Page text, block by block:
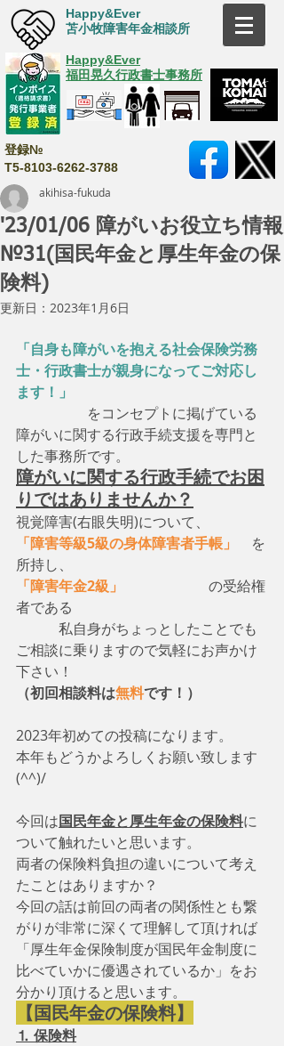
Happy&Ever
苫小牧障害年金相談所
Happy&Ever
福田晃久行政書士事務所
登録№
T5-8103-6262-3788
'23/01/06 障がいお役立ち情報
№31(国民年金と厚生年金の保
険料)
akihisa-fukuda
更新日： 2023年1月6日
「自身も障がいを抱える社会保険労務
士・行政書士が親身になってご対応し
ます！」
をコンセプトに掲げている
障がいに関する行政手続支援を専門と
した事務所です。
障がいに関する行政手続でお困
りではありませんか？
視覚障害(右眼失明)について、
「障害等級5級の身体障害者手帳」
を
所持し、
「障害年金2級」
の受給権
者である
私自身がちょっとしたことでも
ご相談に乗りますので気軽にお声かけ
下さい！
（初回相談料は無料です！）
2023年初めての投稿になります。
本年もどうかよろしくお願い致します
(^^)/
今回は国民年金と厚生年金の保険料に
ついて触れたいと思います。
両者の保険料負担の違いについて考え
たことはありますか？
今回の話は前回の両者の関係性とも繋
がりが非常に深くて理解して頂ければ
「厚生年金保険制度が国民年金制度に
比べていかに優遇されているか」をお
分かり頂けると思います。
【国民年金の保険料】
⒈ 保険料